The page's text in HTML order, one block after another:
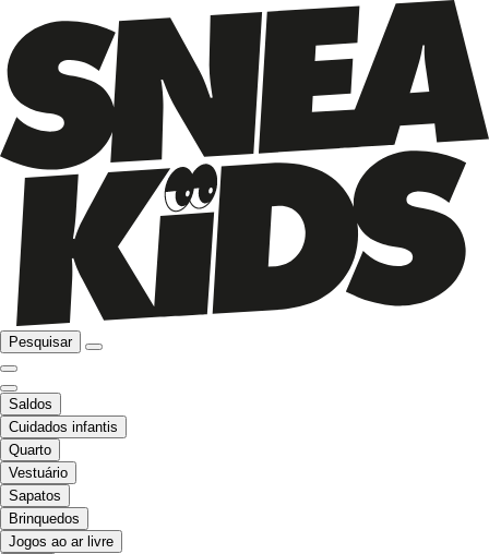
Pesquisar
Saldos
Cuidados infantis
Quarto
Vestuário
Sapatos
Brinquedos
Jogos ao ar livre